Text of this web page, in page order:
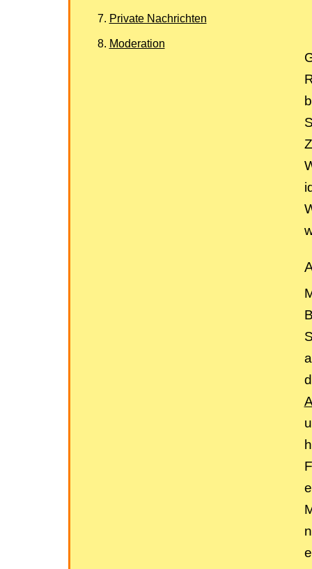
Private Nachrichten
Moderation